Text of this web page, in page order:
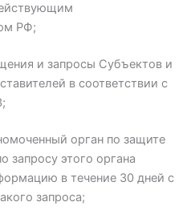
РФ;
и запросы Субъектов и
в соответствии с
орган по защите
запросу этого органа
в течение 30 дней с
запроса;